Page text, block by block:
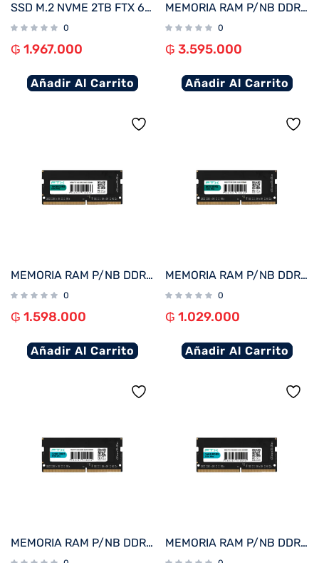
SSD M.2 NVME 2TB FTX 6000/5000 115168 PCIE 4.0
0
₲ 1.967.000
Añadir Al Carrito
MEMORIA RAM P/NB DDR5 32GB 5600 FTX 115083
0
₲ 3.595.000
Añadir Al Carrito
MEMORIA RAM P/NB DDR5 16GB 5600 FTX 115076
0
₲ 1.598.000
Añadir Al Carrito
MEMORIA RAM P/NB DDR5 8GB 5600 FTX 115069
0
₲ 1.029.000
Añadir Al Carrito
MEMORIA RAM P/NB DDR5 32GB 5200 FTX 115052 MEMORIA RAM P/NB DDR5 16GB 5200 FTX 115045